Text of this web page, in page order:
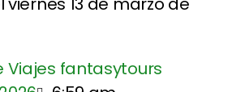
Viajes fantasytours